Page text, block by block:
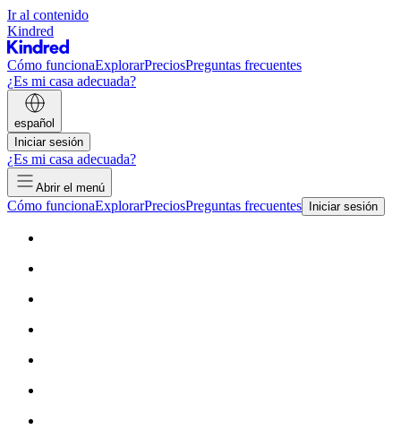
Ir al contenido
Kindred
Cómo funcionaExplorarPreciosPreguntas frecuentes
¿Es mi casa adecuada?
español
Iniciar sesión
¿Es mi casa adecuada?
Abrir el menú
Cómo funcionaExplorarPreciosPreguntas frecuentes Iniciar sesión